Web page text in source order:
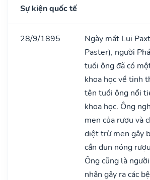
Sự kiện quốc tế
28/9/1895
Ngày mất Lui
Paster), người
tuổi ông đã có
khoa học về tinh
tên tuổi ông nổi
khoa học. Ông
men của rượu và
diệt trừ men gây
cần đun nóng
Ông cũng là
nhân gây ra các